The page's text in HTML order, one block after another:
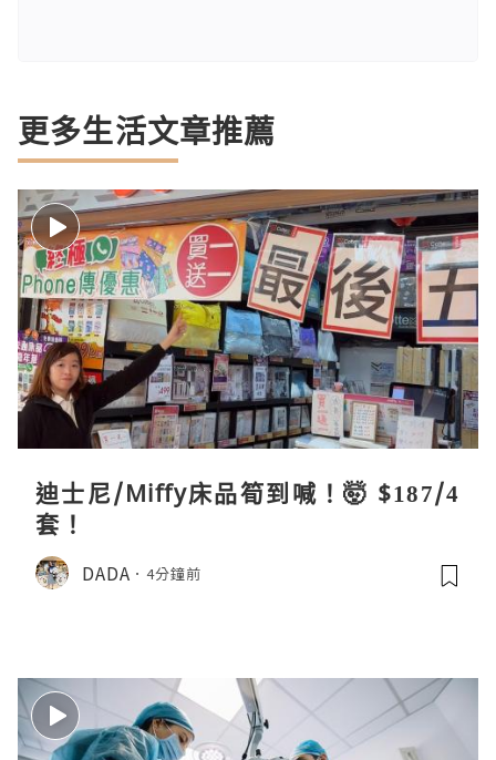
更多生活文章推薦
迪士尼/Miffy床品筍到喊！🤯 $187/4
套！
DADA 4分鐘前